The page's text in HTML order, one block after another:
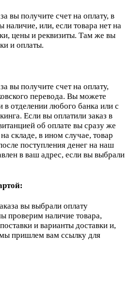
вы получите счет на оплату, в
наличие, или, если товара нет на
цены и реквизиты. Там же вы
и оплаты.
вы получите счет на оплату,
перевода. Вы можете
в отделении любого банка или с
Если вы оплатили заказ в
об оплате вы сразу же
складе, в ином случае, товар
поступления денег на наш
в ваш адрес, если вы выбрали
вы выбрали оплату
проверим наличие товара,
и варианты доставки и,
мы пришлем вам ссылку для